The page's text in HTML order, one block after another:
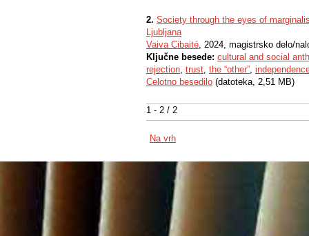
1 - 2 / 2
2. Society through the eyes of
Ljubljana
Vaiva Cibaité, 2024, magistrsko delo/
Ključne besede: cultural and social
rejection, trust, the “other”,
Celotno besedilo (datoteka, 2,51 MB)
Na vrh